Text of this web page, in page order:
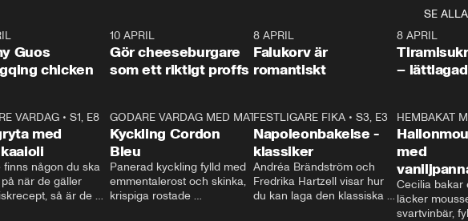
Dante regionen Emilia-Romagna och staden
Parma, där han upptäcker den genuina
matfilosofin Cucina Povera.
italiensk variant med
festliga snittar som
SE ALLA
Guos
chicken
2:04
10 APRIL
Gör cheeseburgare
som ett riktigt proffs
0:43
8 APRIL
Falukorv är
romantiskt
8 APRIL
–
9:22
VARDAG• S1, E8
med
finns någon du ska
när de gäller
så är de
11:35
GODARE VARDAG MED MATTIAS LARSSON•S1, E6
Kyckling Cordon
Bleu
Panerad kyckling fylld med
emmentalerost och skinka,
krispiga rostade
13:18
FESTLIGARE FIKA •S3, E3
Napoleonbakelse -
klassiker
Andréa Brändström och
Fredrika Hartzell visar hur
du kan laga den klassiska
HEMBAKAT
med
Cecilia bakar
läcker
svartvinbär,